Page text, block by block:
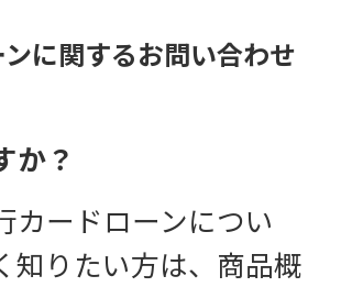
に関するお問い合わせ
か？
カードローンについ
知りたい方は、商品概